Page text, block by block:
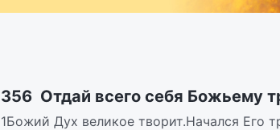
356 Отдай всего себя Божьему
1Божий Дух великое творит.Начался Его